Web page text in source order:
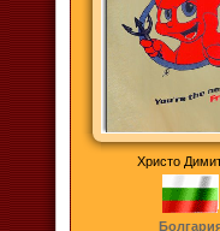
Христо